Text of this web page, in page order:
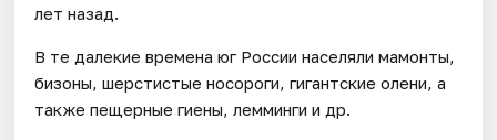
лет назад.
В те далекие времена юг России населяли мамонты,
бизоны, шерстистые носороги, гигантские олени, а
также пещерные гиены, лемминги и др.